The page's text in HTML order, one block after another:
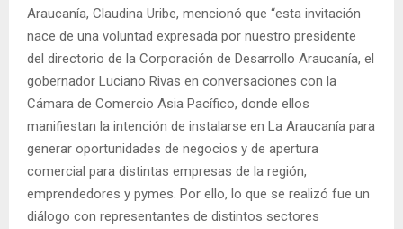
Araucanía, Claudina Uribe, mencionó que “esta invitación
nace de una voluntad expresada por nuestro presidente
del directorio de la Corporación de Desarrollo Araucanía, el
gobernador Luciano Rivas en conversaciones con la
Cámara de Comercio Asia Pacífico, donde ellos
manifiestan la intención de instalarse en La Araucanía para
generar oportunidades de negocios y de apertura
comercial para distintas empresas de la región,
emprendedores y pymes. Por ello, lo que se realizó fue un
diálogo con representantes de distintos sectores